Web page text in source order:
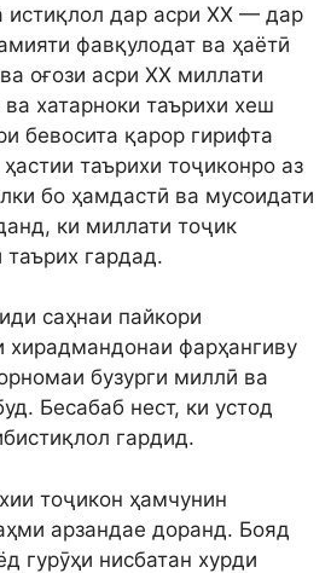
истиқлол дар асри XX — дар
фавқулодат ва ҳаётӣ
оғози асри XX миллати
хатарноки таърихи хеш
бевосита қарор гирифта
таърихи тоҷиконро аз
бо ҳамдастӣ ва мусоидати
ки миллати тоҷик
гардад.
саҳнаи пайкори
фарҳангиву
бузурги миллӣ ва
Бесабаб нест, ки устод
гардид.
тоҷикон ҳамчунин
арзандае доранд. Бояд
гурӯҳи нисбатан хурди